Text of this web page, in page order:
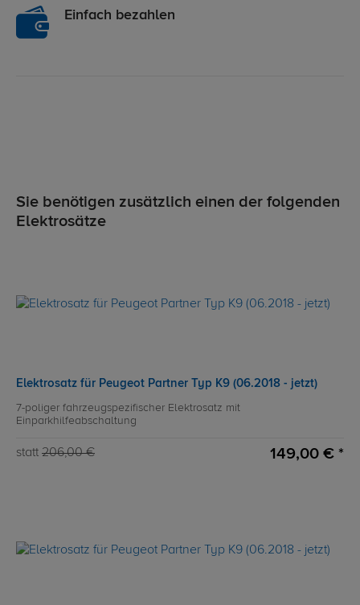
Einfach bezahlen
Sie benötigen zusätzlich einen der folgenden
Elektrosätze
Elektrosatz für Peugeot Partner Typ K9 (06.2018 - jetzt)
7-poliger fahrzeugspezifischer Elektrosatz mit
Einparkhilfeabschaltung
statt 206,00 € 149,00 € *